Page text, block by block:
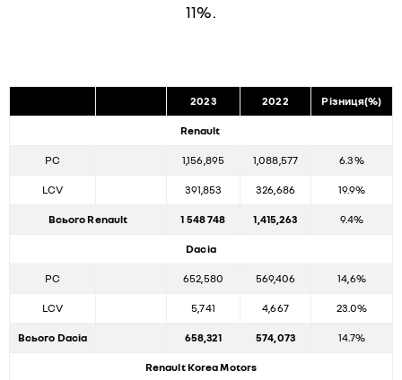
11%.
2023 2022 Різниця(%)
Renault
PC 1,156,895 1,088,577 6.3%
LCV 391,853 326,686 19.9%
Всього Renault 1 548 748 1,415,263 9.4%
Dacia
PC 652,580 569,406 14,6%
LCV 5,741 4,667 23.0%
Всього Dacia 658,321 574,073 14.7%
Renault Korea Motors